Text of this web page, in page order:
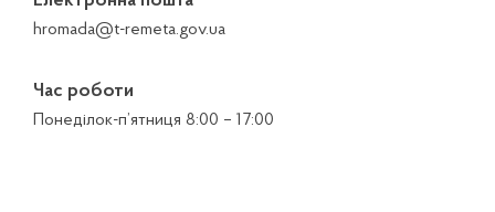
hromada@t-remeta.gov.ua
Час роботи
Понеділок-п’ятниця 8:00 – 17:00